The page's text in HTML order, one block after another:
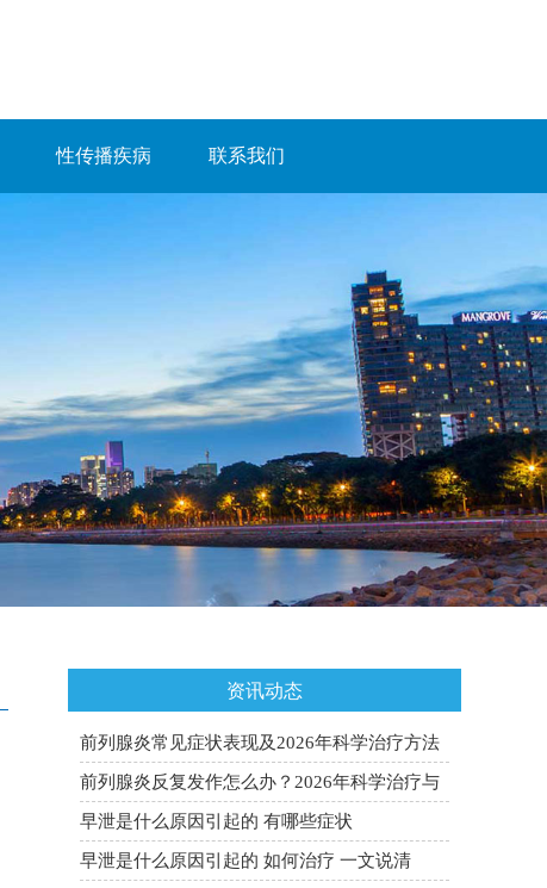
性传播疾病 联系我们
资讯动态
前列腺炎常见症状表现及2026年科学治疗方法
全面科普
前列腺炎反复发作怎么办？2026年科学治疗与
预防复发全攻略
早泄是什么原因引起的 有哪些症状
早泄是什么原因引起的 如何治疗 一文说清